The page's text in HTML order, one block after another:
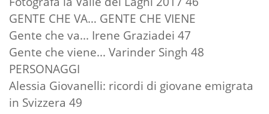
GENTE CHE VA… GENTE CHE VIENE
Gente che va... Irene Graziadei 47
Gente che viene... Varinder Singh 48
PERSONAGGI
Alessia Giovanelli: ricordi di giovane emigrata
in Svizzera 49